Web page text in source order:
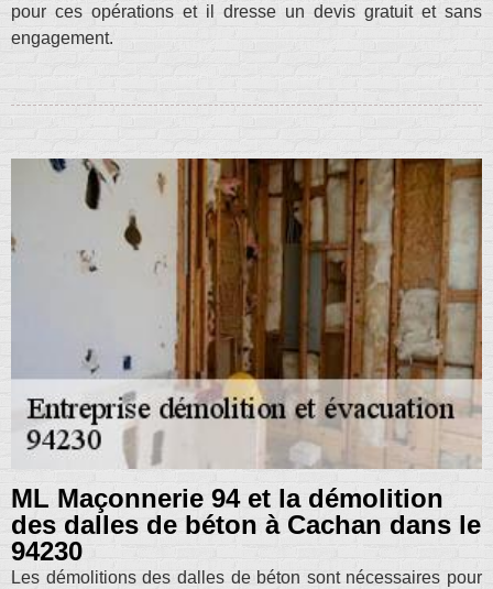
pour ces opérations et il dresse un devis gratuit et sans
engagement.
ML Maçonnerie 94 et la démolition
des dalles de béton à Cachan dans le
94230
Les démolitions des dalles de béton sont nécessaires pour